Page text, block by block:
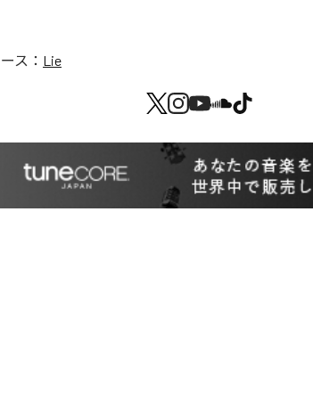
ス： Lie